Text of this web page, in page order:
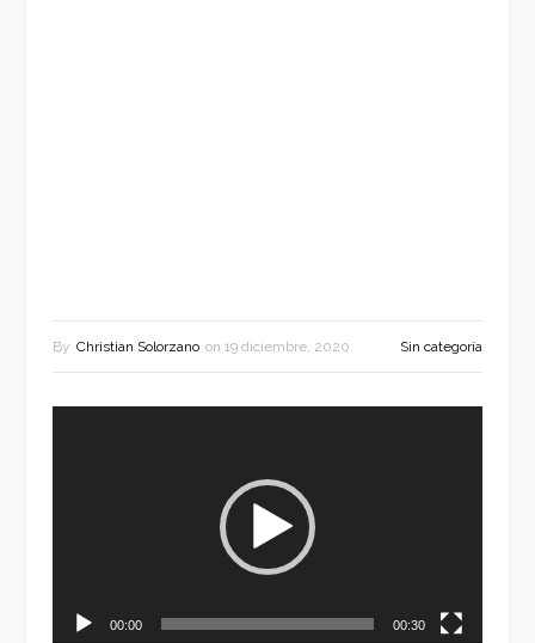
By Christian Solorzano on 19 diciembre, 2020 Sin categoría
00:00 00:30